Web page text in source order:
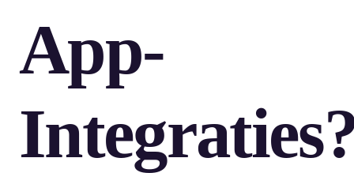
App-